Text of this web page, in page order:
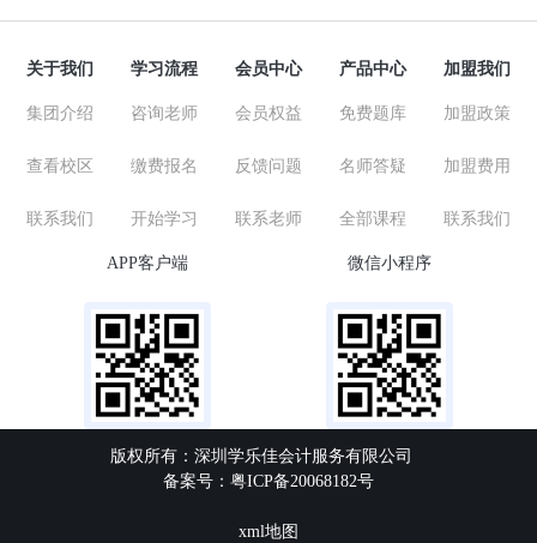
关于我们
集团介绍
查看校区
联系我们
学习流程
咨询老师
缴费报名
开始学习
会员中心
会员权益
反馈问题
联系老师
产品中心
免费题库
名师答疑
全部课程
加盟我们
加盟政策
加盟费用
联系我们
APP客户端 微信小程序
版权所有：深圳学乐佳会计服务有限公司
备案号：粤ICP备20068182号
xml地图